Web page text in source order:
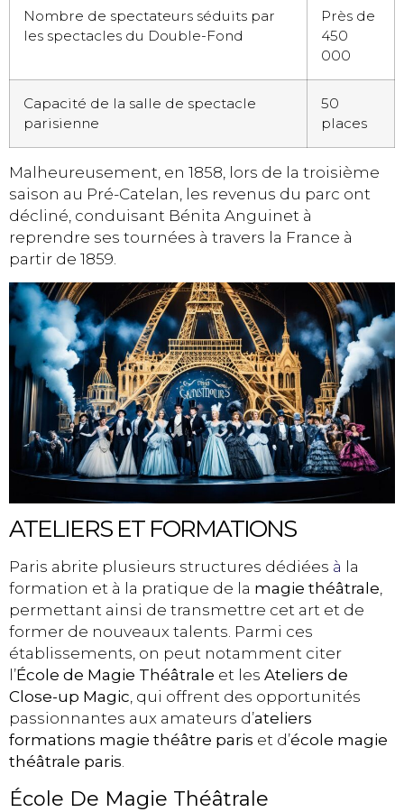
Nombre de spectateurs séduits par
les spectacles du Double-Fond
Près de
450
000
Capacité de la salle de spectacle
parisienne
50
places
Malheureusement, en 1858, lors de la troisième
saison au Pré-Catelan, les revenus du parc ont
décliné, conduisant Bénita Anguinet à
reprendre ses tournées à travers la France à
partir de 1859.
ATELIERS ET FORMATIONS
Paris abrite plusieurs structures dédiées à la
formation et à la pratique de la magie théâtrale,
permettant ainsi de transmettre cet art et de
former de nouveaux talents. Parmi ces
établissements, on peut notamment citer
l’École de Magie Théâtrale et les Ateliers de
Close-up Magic, qui offrent des opportunités
passionnantes aux amateurs d’ateliers
formations magie théâtre paris et d’école magie
théâtrale paris.
École De Magie Théâtrale